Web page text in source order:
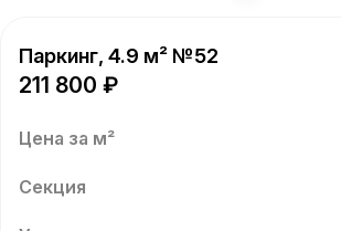
Паркинг, 4.9 м² №52
211 800 ₽
Цена за м²
Секция